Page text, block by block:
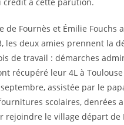
Fournès et Émilie Fouchs
les deux amies prennent
de travail : démarches
récupéré leur 4L à
assistée par le
scolaires,
le village départ